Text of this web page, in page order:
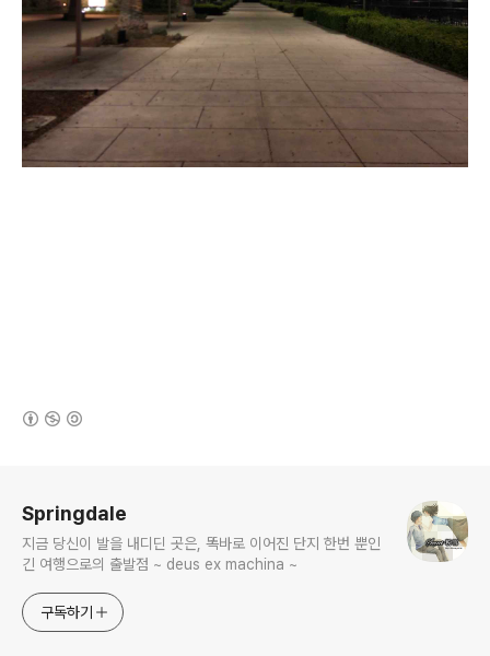
Springdale
지금 당신이 발을 내디딘 곳은, 똑바로 이어진 단지 한번 뿐인
긴 여행으로의 출발점 ~ deus ex machina ~
구독하기